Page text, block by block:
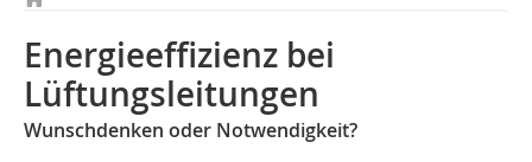
Energieeffizienz bei
Lüftungsleitungen
Wunschdenken oder Notwendigkeit?